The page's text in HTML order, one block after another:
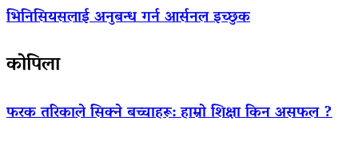
भिनिसियसलाई अनुबन्ध गर्न आर्सनल इच्छुक
कोपिला
फरक तरिकाले सिक्ने बच्चाहरू: हाम्रो शिक्षा किन असफल ?